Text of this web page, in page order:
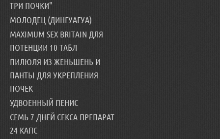
ТРИ ПОЧКИ"
МОЛОДЕЦ (ДИНГУАГУА)
MAXIMUM SEX BRITAIN ДЛЯ
ПОТЕНЦИИ 10 ТАБЛ
ПИЛЮЛЯ ИЗ ЖЕНЬШЕНЬ И
ПАНТЫ ДЛЯ УКРЕПЛЕНИЯ
ПОЧЕК
УДВОЕННЫЙ ПЕНИС
СЕМЬ 7 ДНЕЙ СЕКСА ПРЕПАРАТ
24 КАПС